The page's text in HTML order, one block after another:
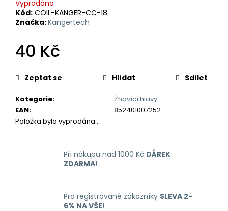
Vyprodáno
Kód: COIL-KANGER-CC-18
Značka:Kangertech
40 Kč
Měrná
cena:
Kategorie:
Žhavící hlavy
EAN:
852401007252
Položka byla vyprodána…
Zeptat se Hlídat Sdílet
Při nákupu nad 1000 Kč DÁREK
ZDARMA!
Pro registrované zákazníky SLEVA 2-
6% NA VŠE!
HLEDAT
D
o
p
u
č